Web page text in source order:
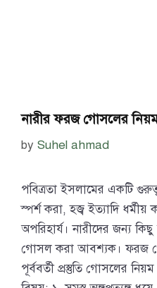
নারীর ফরজ গোসলের
by Suhel ahmad
পবিত্রতা ইসলামের একটি
স্পর্শ করা, হজ্ব ইত্যাদি ধর্মীয়
অপরিহার্য। নারীদের জন্য কিছু
গোসল করা আবশ্যক। ফরজ
পূর্ববর্তী প্রস্তুতি গোসলের